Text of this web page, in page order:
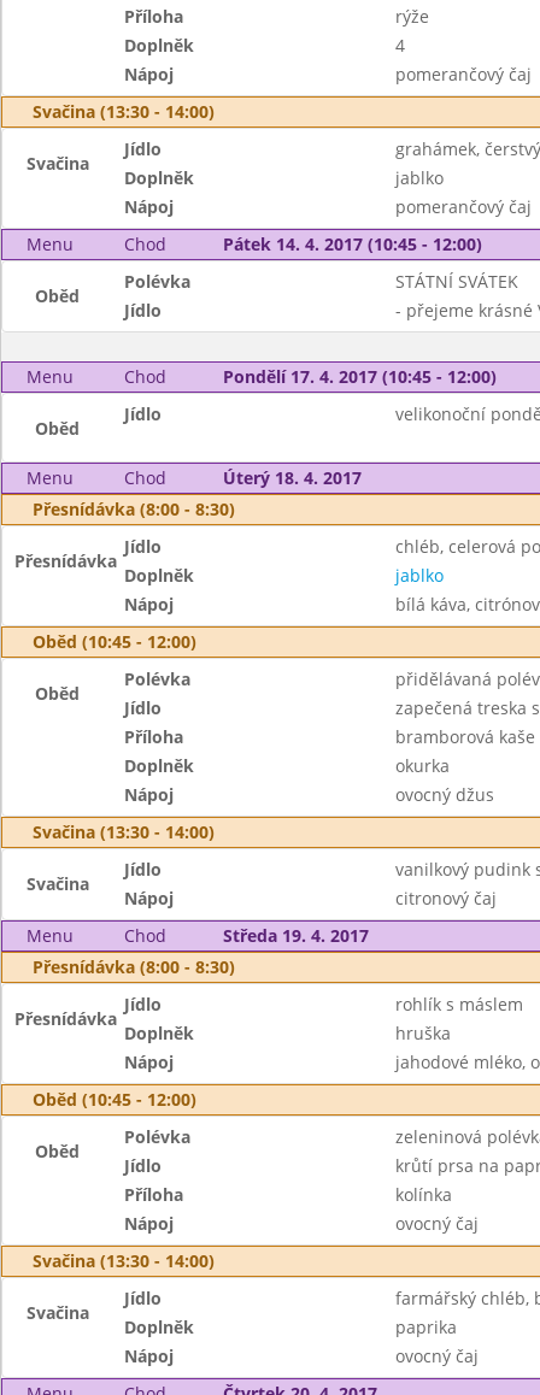
Příloha
rýže
Doplněk
4
Nápoj
pomerančový čaj
Svačina (13:30 - 14:00)
Svačina
Jídlo
grahámek,
Doplněk
jablko
Nápoj
pomerančový čaj
Menu
Chod Pátek 14. 4. 2017 (10:45 - 12:00)
Oběd
Polévka
STÁTNÍ SVÁTEK
Jídlo
- přejeme krásné
Menu Chod Pondělí 17. 4. 2017 (10:45 - 12:00)
Oběd
Jídlo velikonoční
Menu Chod
Úterý 18. 4. 2017
Přesnídávka (8:00 - 8:30)
Přesnídávka
Jídlo
chléb, celerová
Doplněk
jablko
Nápoj
bílá káva,
Oběd (10:45 - 12:00)
Oběd
Polévka
přidělávaná
Jídlo
zapečená treska
Příloha
bramborová kaše
Doplněk
okurka
Nápoj
ovocný džus
Svačina (13:30 - 14:00)
Svačina
Jídlo
vanilkový pudink
Nápoj
citronový čaj
Menu
Chod
Středa 19. 4. 2017
Přesnídávka (8:00 - 8:30)
Přesnídávka
Jídlo
rohlík s máslem
Doplněk
hruška
Nápoj
jahodové mléko,
Oběd (10:45 - 12:00)
Oběd
Polévka
zeleninová
Jídlo
krůtí prsa na
Příloha
kolínka
Nápoj
ovocný čaj
Svačina (13:30 - 14:00)
Svačina
Jídlo
farmářský chléb,
Doplněk
paprika
Nápoj
ovocný čaj